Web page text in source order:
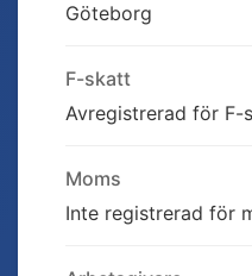
Göteborg
F-skatt
Avregistrerad för F-
Moms
Inte registrerad för